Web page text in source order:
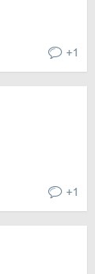
+1
+1